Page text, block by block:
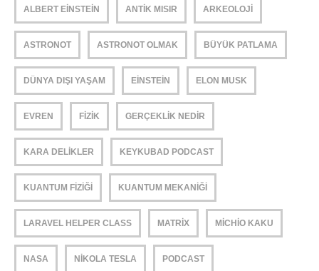
ALBERT EINSTEIN ANTIK MISIR ARKEOLOJI
ASTRONOT ASTRONOT OLMAK BÜYÜK PATLAMA
DÜNYA DIŞI YAŞAM EINSTEIN ELON MUSK
EVREN FIZIK GERÇEKLIK NEDIR
KARA DELIKLER KEYKUBAD PODCAST
KUANTUM FIZIĞI KUANTUM MEKANIĞI
LARAVEL HELPER CLASS MATRIX MICHIO KAKU
NASA NIKOLA TESLA PODCAST